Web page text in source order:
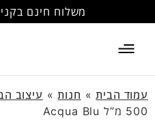
משלוח חינם
עמוד הבית» חנות» עיצוב
500 מ”ל Acqua Blu